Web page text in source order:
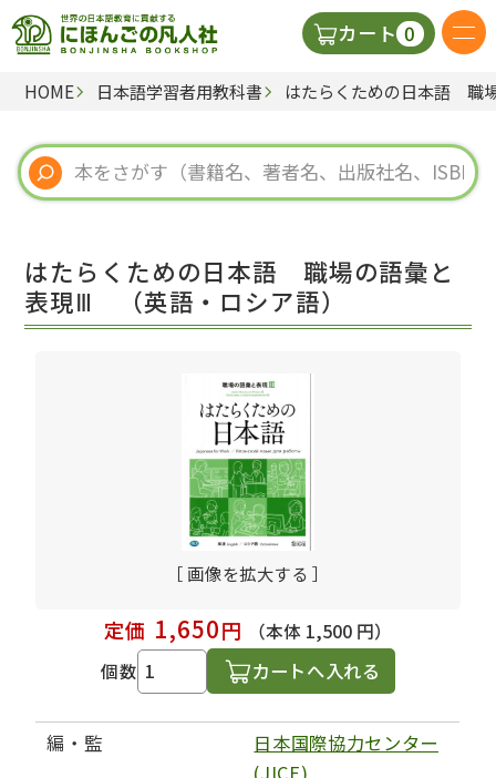
カート 0
日本語の教科書
視聴覚・補助教材
教師用参考書
HOME 日本語学習者用教科書 はたらくための日本語 職
はたらくための日本語 職場の語彙と
表現Ⅲ （英語・ロシア語）
［ 画像を拡大する ］
定価 1,650円
（本体 1,500 円）
個数
カートへ入れる
編・監
日本国際協力センター
(JICE)